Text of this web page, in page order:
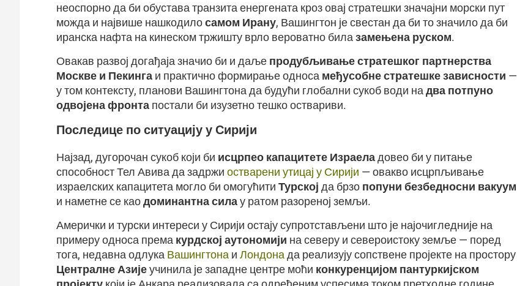
неоспорно да би обустава транзита енергената кроз овај стратешки значајни морски пут
можда и највише нашкодило самом Ирану, Вашингтон је свестан да би то значило да би
иранска нафта на кинеском тржишту врло вероватно била замењена руском.
Овакав развој догађаја значио би и даље продубљивање стратешког партнерства
Москве и Пекинга и практично формирање односа међусобне стратешке зависности —
у том контексту, планови Вашингтона да будући глобални сукоб води на два потпуно
одвојена фронта постали би изузетно тешко оствариви.
Последице по ситуацију у Сирији
Најзад, дугорочан сукоб који би исцрпео капацитете Израела довео би у питање
способност Тел Авива да задржи остварени утицај у Сирији — овакво исцрпљивање
израелских капацитета могло би омогућити Турској да брзо попуни безбедносни вакуум
и наметне се као доминантна сила у ратом разореној земљи.
Амерички и турски интереси у Сирији остају супротстављени што је најочигледније на
примеру односа према курдској аутономији на северу и североистоку земље — поред
тога, недавна одлука Вашингтона и Лондона да реализују сопствене пројекте на простору
Централне Азије учинила је западне центре моћи конкуренцијом пантуркијском